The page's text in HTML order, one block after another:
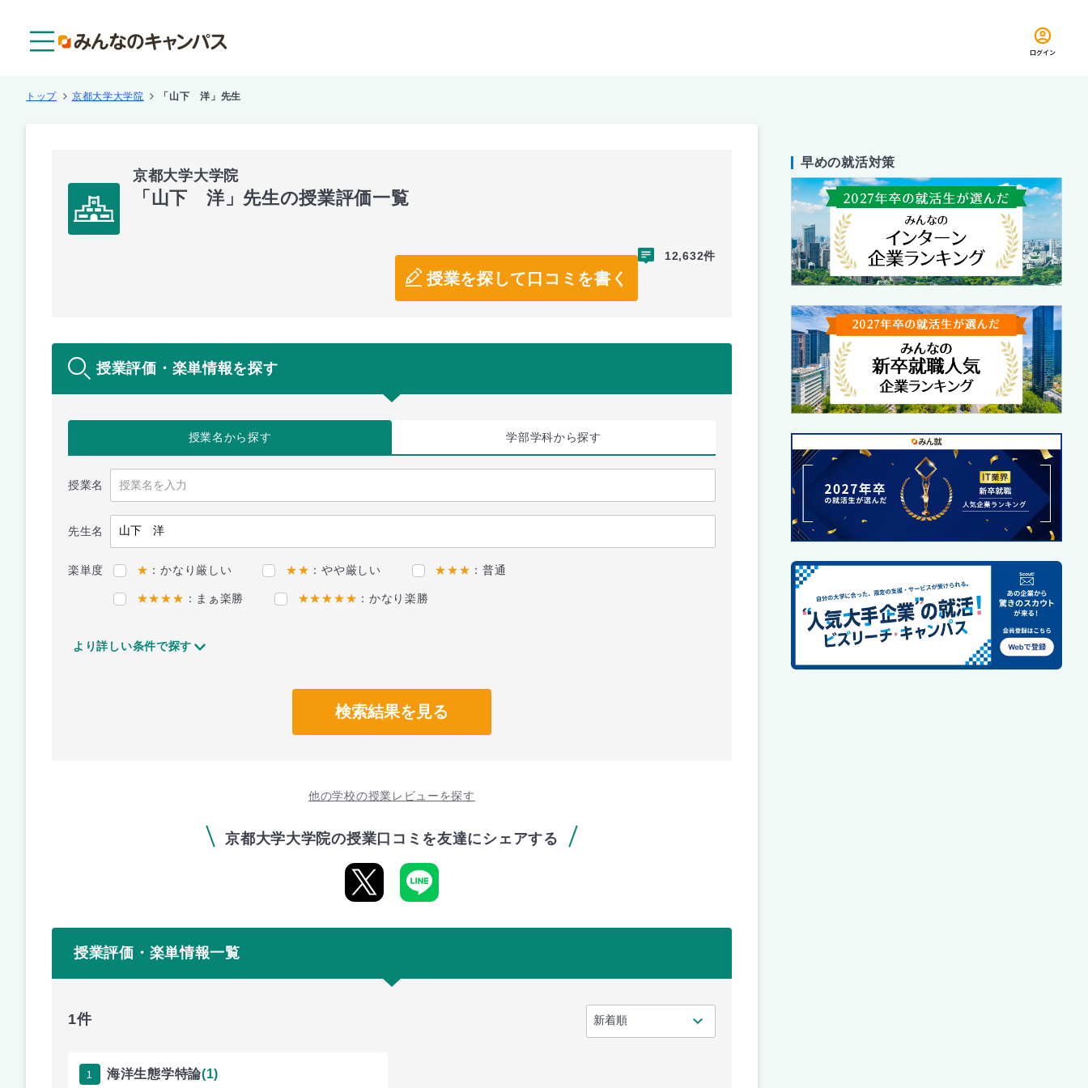
ログイン
トップ 京都大学大学院 「山下 洋」先生
京都大学大学院
「山下 洋」先生の授業評価一覧
授業を探して口コミを書く
12,632件
授業評価・楽単情報を探す
授業名から探す 学部学科から探す
授業名
先生名
楽単度 ★ ：かなり厳しい ★★ ：やや厳しい ★★★ ：普通
★★★★ ：まぁ楽勝 ★★★★★ ：かなり楽勝
より詳しい条件で探す
検索結果を見る
他の学校の授業レビューを探す
京都大学大学院の授業口コミを友達にシェアする
授業評価・楽単情報一覧
1件
1 海洋生態学特論(1)
早めの就活対策